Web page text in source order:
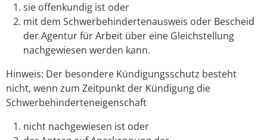
sie offenkundig ist oder
mit dem Schwerbehindertenausweis oder Bescheid
der Agentur für Arbeit über eine Gleichstellung
nachgewiesen werden kann.
Hinweis: Der besondere Kündigungsschutz besteht
nicht, wenn zum Zeitpunkt der Kündigung die
Schwerbehinderteneigenschaft
nicht nachgewiesen ist oder